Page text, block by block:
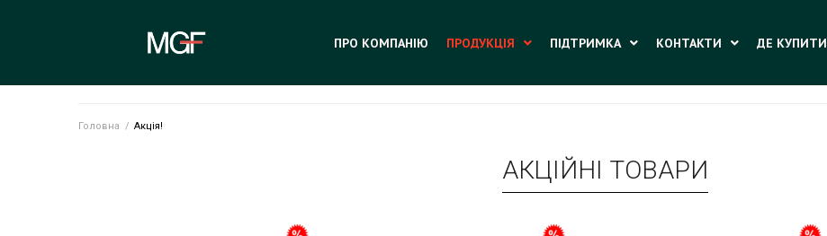
ПРО КОМПАНІЮ ПРОДУКЦІЯ ПІДТРИМКА КОНТАКТИ ДЕ КУПИТИ
Головна / Акція!
АКЦІЙНІ ТОВАРИ